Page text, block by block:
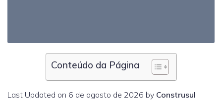
Conteúdo da Página
Last Updated on 6 de agosto de 2026 by Construsul